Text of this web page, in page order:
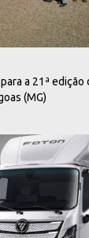
a 21ª
(MG)